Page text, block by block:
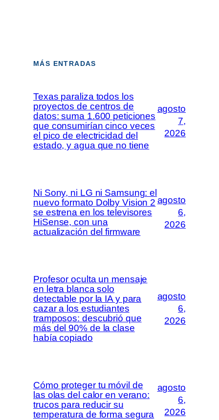
MÁS ENTRADAS
Texas paraliza todos los
proyectos de centros de
datos: suma 1.600 peticiones
que consumirían cinco veces
el pico de electricidad del
estado, y agua que no tiene
agosto
7,
2026
Ni Sony, ni LG ni Samsung: el
nuevo formato Dolby Vision 2
se estrena en los televisores
HiSense, con una
actualización del firmware
agosto
6,
2026
Profesor oculta un mensaje
en letra blanca solo
detectable por la IA y para
cazar a los estudiantes
tramposos: descubrió que
más del 90% de la clase
había copiado
agosto
6,
2026
Cómo proteger tu móvil de
las olas del calor en verano:
trucos para reducir su
temperatura de forma segura
agosto
6,
2026